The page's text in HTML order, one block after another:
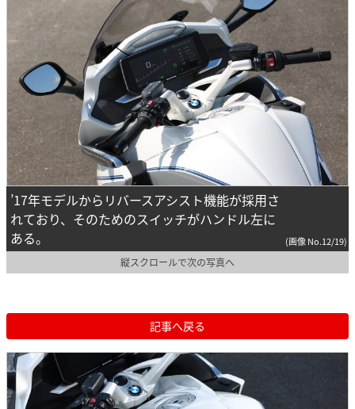
’17年モデルからリバースアシスト機能が採用さ
れており、そのためのスイッチがハンドル左に
ある。
(画像 No.12/19)
縦スクロールで次の写真へ
記事へ戻る